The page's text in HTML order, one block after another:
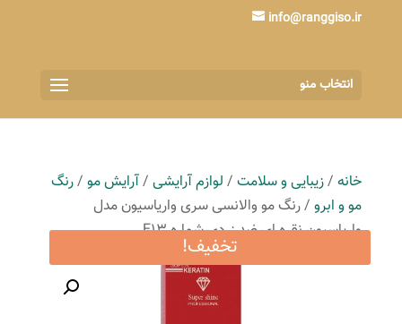
info@ranggiso.ir
انتخاب منو
خانه/زیبایی و سلامت/ لوازم آرایشی/آرایش مو/رنگ
مو و ابرو/ رنگ مو والانسی سری واریاسیون مدل
واریاسیون نقره ای ضد زردی شماره E13
تخفیف!